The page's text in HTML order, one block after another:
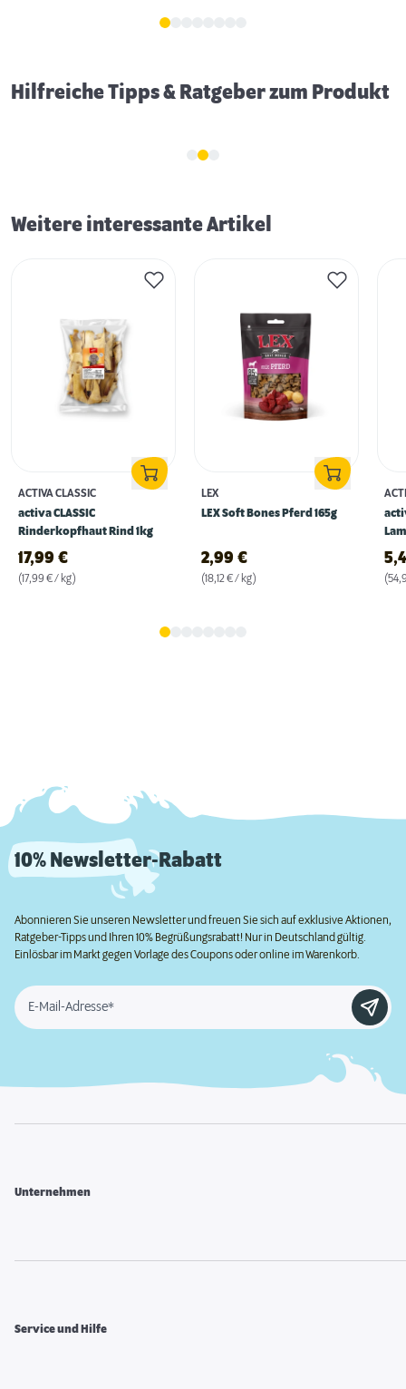
Hilfreiche Tipps & Ratgeber zum Produkt
Weitere interessante Artikel
ACTIVA CLASSIC
activa CLASSIC
Rinderkopfhaut Rind 1kg
17,99 €
(17,99 € / kg)
LEX
LEX Soft Bones Pferd 165g
2,99 €
(18,12 € / kg)
10% Newsletter-Rabatt
Abonnieren Sie unseren Newsletter und freuen Sie sich auf exklusive Aktionen,
Ratgeber-Tipps und Ihren 10% Begrüßungsrabatt! Nur in Deutschland gültig.
Einlösbar im Markt gegen Vorlage des Coupons oder online im Warenkorb.
E-Mail-Adresse*
Unternehmen
Service und Hilfe